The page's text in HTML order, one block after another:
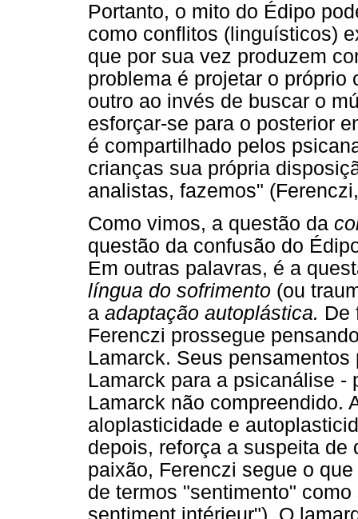
Portanto, o mito do Édipo
como conflitos (linguísticos)
que por sua vez produzem
problema é projetar o próprio
outro ao invés de buscar o
esforçar-se para o posterior
é compartilhado pelos
crianças sua própria
analistas, fazemos"
Como vimos, a questão da
questão da confusão do
Em outras palavras, é a
língua do sofrimento (ou
a adaptação autoplástica. De
Ferenczi prossegue
Lamarck. Seus
Lamarck para a psicanálise -
Lamarck não compreendido.
aloplasticidade e
depois, reforça a suspeita
paixão, Ferenczi segue o
de termos "sentimento"